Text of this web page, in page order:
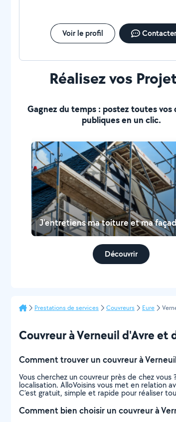
Voir le profil Contacter
Réalisez vos
Gagnez du temps : postez toutes vos
publiques en un clic.
J'entretiens ma toiture et ma
Découvrir
Prestations de services Couvreurs Eure
Couvreur à Verneuil d'Avre
Comment trouver un couvreur à
Vous cherchez un couvreur près de chez
localisation. AlloVoisins vous met en relation
C’est gratuit, simple et rapide pour réaliser
Comment bien choisir un couvreur à